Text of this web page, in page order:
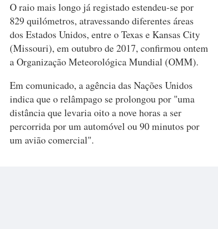
O raio mais longo já registado estendeu-se por
829 quilómetros, atravessando diferentes áreas
dos Estados Unidos, entre o Texas e Kansas City
(Missouri), em outubro de 2017, confirmou ontem
a Organização Meteorológica Mundial (OMM).
Em comunicado, a agência das Nações Unidos
indica que o relâmpago se prolongou por "uma
distância que levaria oito a nove horas a ser
percorrida por um automóvel ou 90 minutos por
um avião comercial".